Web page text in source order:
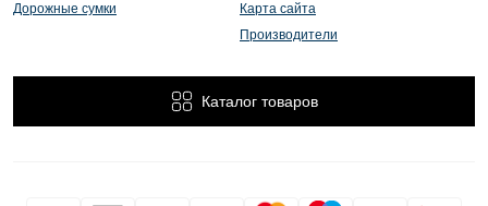
Дорожные сумки
Карта сайта
Производители
Каталог товаров